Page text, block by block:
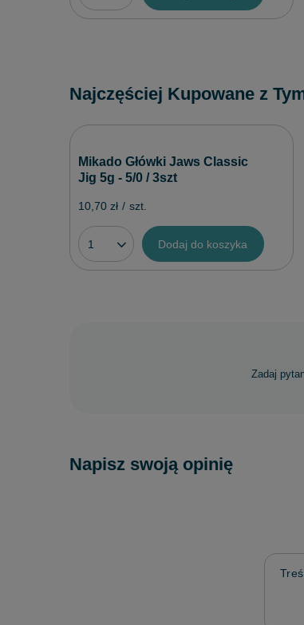
Najczęściej Kupowane z
Mikado Główki Jaws Classic
Jig 5g - 5/0 / 3szt
10,70 zł / szt.
Dodaj do koszyka
Zadaj
Napisz swoją opinię